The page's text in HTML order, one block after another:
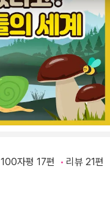
100자평 17편 리뷰 21편